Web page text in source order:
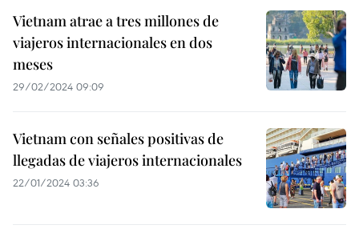
Vietnam atrae a tres millones de
viajeros internacionales en dos
meses
29/02/2024 09:09
Vietnam con señales positivas de
llegadas de viajeros internacionales
22/01/2024 03:36